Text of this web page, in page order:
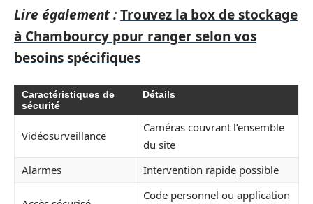
Lire également :Trouvez la box de stockage
à Chambourcy pour ranger selon vos
besoins spécifiques
Caractéristiques de
sécurité
Détails
Vidéosurveillance
Caméras couvrant l’ensemble
du site
Alarmes
Intervention rapide possible
Code personnel ou application